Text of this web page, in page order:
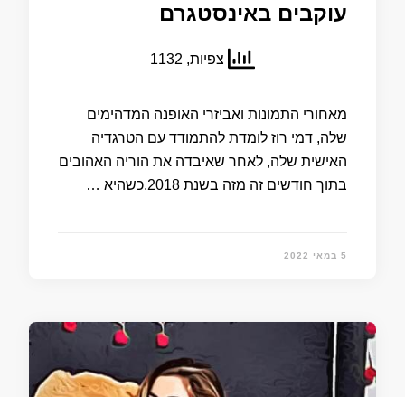
עוקבים באינסטגרם
צפיות, 1132
מאחורי התמונות ואביזרי האופנה המדהימים
שלה, דמי רוז לומדת להתמודד עם הטרגדיה
האישית שלה, לאחר שאיבדה את הוריה האהובים
בתוך חודשים זה מזה בשנת 2018.כשהיא …
5 במאי 2022